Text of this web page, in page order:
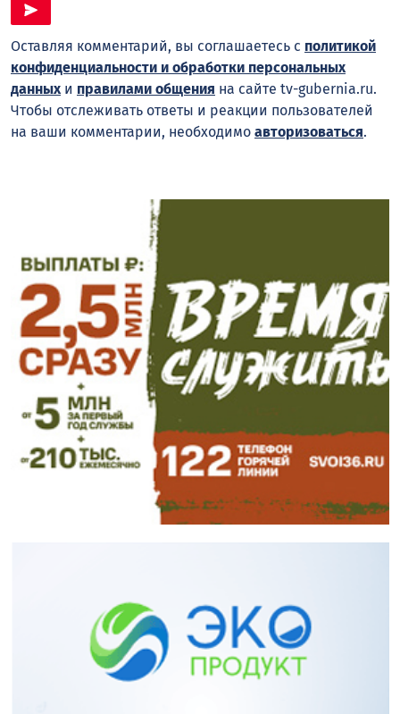
Оставляя комментарий, вы соглашаетесь с политикой
конфиденциальности и обработки персональных
данныхи правилами общения на сайте tv-gubernia.ru.
Чтобы отслеживать ответы и реакции пользователей
на ваши комментарии, необходимо авторизоваться.